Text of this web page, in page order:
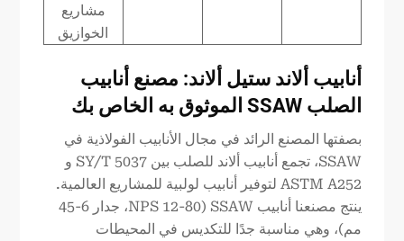
مشاريع
الخوازيق
أنابيب ألاند ستيل ألاند: مصنع أنابيب
الصلب SSAW الموثوق به الخاص بك
بصفتها المصنع الرائد في مجال الأنابيب الفولاذية في
SSAW، تجمع أنابيب ألاند للصلب بين SY/T 5037 و
ASTM A252 لتوفير أنابيب لولبية للمشاريع العالمية.
ينتج مصنعنا أنابيب SSAW (NPS 12-80، جدار 6-45
مم)، وهي مناسبة جدًا للتكديس في المحيطات